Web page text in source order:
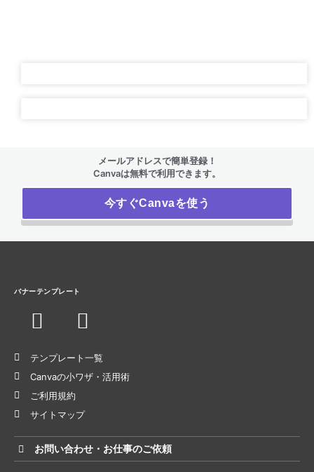
メールアドレスで簡単登録！
Canvaは無料で利用できます。
今すぐCanvaを使う
バナーテンプレート
テンプレート一覧
Canvaの小ワザ・活用術
ご利用規約
サイトマップ
お問い合わせ・お仕事のご依頼